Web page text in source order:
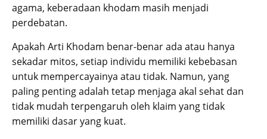
agama, keberadaan khodam masih menjadi
perdebatan.
Apakah Arti Khodam benar-benar ada atau hanya
sekadar mitos, setiap individu memiliki kebebasan
untuk mempercayainya atau tidak. Namun, yang
paling penting adalah tetap menjaga akal sehat dan
tidak mudah terpengaruh oleh klaim yang tidak
memiliki dasar yang kuat.